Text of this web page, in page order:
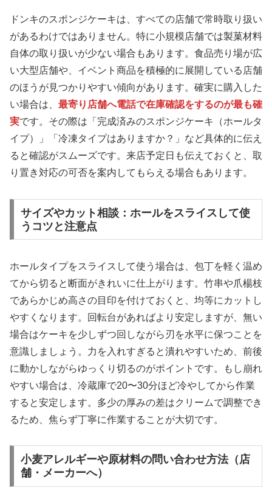
ドンキのスポンジケーキは、すべての店舗で常時取り扱い
があるわけではありません。特に小規模店舗では製菓材料
自体の取り扱いが少ない場合もあります。食品売り場が広
い大型店舗や、イベント商品を積極的に展開している店舗
のほうが見つかりやすい傾向があります。確実に購入した
い場合は、 最寄り店舗へ電話で在庫確認をするのが最も確
実です。その際は「完成済みのスポンジケーキ（ホールタ
イプ）」「冷凍タイプはありますか？」など具体的に伝え
ると確認がスムーズです。来店予定日も伝えておくと、取
り置き対応の可否を案内してもらえる場合もあります。
サイズやカット相談：ホールをスライスして使
うコツと注意点
ホールタイプをスライスして使う場合は、包丁を軽く温め
てから切ると断面がきれいに仕上がります。竹串や爪楊枝
であらかじめ高さの目印を付けておくと、均等にカットし
やすくなります。回転台があればより安定しますが、無い
場合はケーキを少しずつ回しながら刃を水平に保つことを
意識しましょう。力を入れすぎると潰れやすいため、前後
に動かしながらゆっくり切るのがポイントです。もし崩れ
やすい場合は、冷蔵庫で20〜30分ほど冷やしてから作業
すると安定します。多少の厚みの差はクリームで調整でき
るため、焦らず丁寧に作業することが大切です。
小麦アレルギーや原材料の問い合わせ方法（店
舗・メーカーへ）